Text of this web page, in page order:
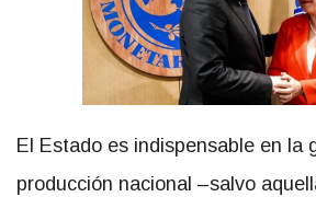
El Estado es indispensable en la
producción nacional –salvo